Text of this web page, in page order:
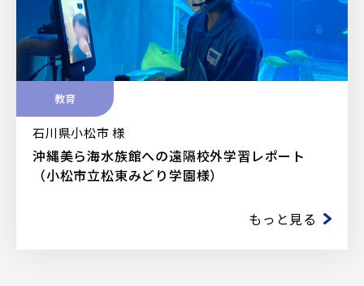
教育
石川県小松市 様
沖縄美ら海水族館への遠隔校外学習レポート
（小松市立松東みどり学園様）
もっと見る